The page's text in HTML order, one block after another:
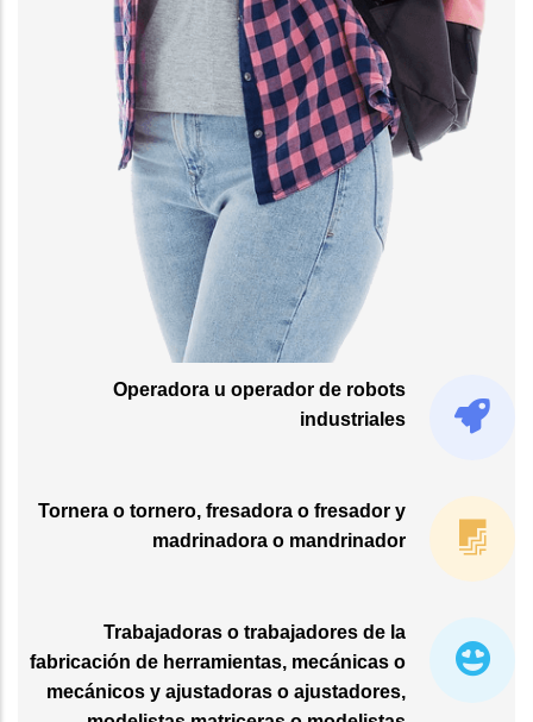
Operadora u operador de robots
industriales
Tornera o tornero, fresadora o fresador y
madrinadora o mandrinador
Trabajadoras o trabajadores de la
fabricación de herramientas, mecánicas o
mecánicos y ajustadoras o ajustadores,